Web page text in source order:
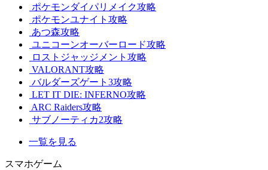
ポケモンダイパリメイク攻略
ポケモンユナイト攻略
あつ森攻略
ユニコーンオーバーロード攻略
ロストジャッジメント攻略
VALORANT攻略
バルダーズゲート3攻略
LET IT DIE: INFERNO攻略
ARC Raiders攻略
サブノーティカ2攻略
一覧を見る
スマホゲーム